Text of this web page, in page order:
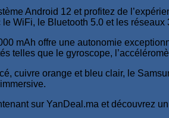
Android 12 et profitez de
WiFi, le Bluetooth 5.0 et les réseaux
mAh offre une autonomie
telles que le gyroscope,
cuivre orange et bleu clair, le
sur YanDeal.ma et découvrez